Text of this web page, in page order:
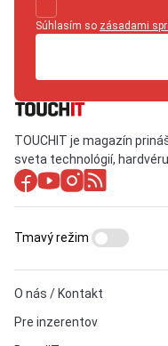
Súhlasím so zásadami
TOUCHIT je magazín
sveta technológií,
O nás / Kontakt
Pre inzerentov
Tmavý režim